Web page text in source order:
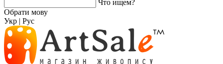
Что ищем?
Обрати мову
Укр | Рус